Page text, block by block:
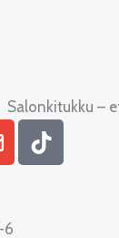
T
i
6